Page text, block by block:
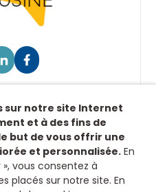
sociaux afin de
actualités.
des jardins
sur notre site Internet
et à des fins de
but de vous offrir une
et personnalisée. En
vous consentez à
placés sur notre site. En